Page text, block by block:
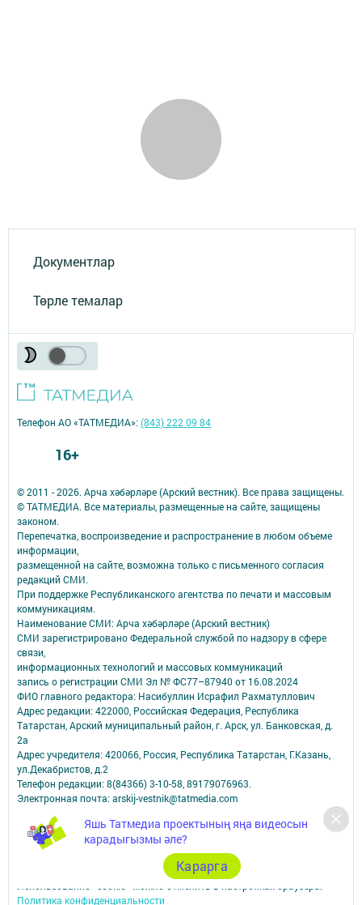
Документлар
Төрле темалар
Яшь Татмедиа проектының яңа видеосын
карадыгызмы әле?
Карарга
© 2011 - 2026. Арча хәбәрләре (Арский вестник). Все права защищены.
© ТАТМЕДИА. Все материалы, размещенные на сайте, защищены
законом.
Перепечатка, воспроизведение и распространение в любом объеме
информации,
размещенной на сайте, возможна только с письменного согласия
редакций СМИ.
При поддержке Республиканского агентства по печати и массовым
коммуникациям.
Наименование СМИ: Арча хәбәрләре (Арский вестник)
СМИ зарегистрировано Федеральной службой по надзору в сфере
связи,
информационных технологий и массовых коммуникаций
запись о регистрации СМИ Эл № ФС77–87940 от 16.08.2024
ФИО главного редактора: Насибуллин Исрафил Рахматуллович
Адрес редакции: 422000, Российская Федерация, Республика
Татарстан, Арский муниципальный район, г. Арск, ул. Банковская, д.
2а
Адрес учредителя: 420066, Россия, Республика Татарстан, Г.Казань,
ул.Декабристов, д.2
Телефон редакции: 8(84366) 3-10-58, 89179076963.
Электронная почта: arskij-vestnik@tatmedia.com
Учредитель СМИ: АО «ТАТМЕДИА»
Антикоррупционная политика
АО «ТАТМЕДИА» использует «cookie»для персонализации сервисов и
удобства пользователей сайтом.
Использование «cookie» можно отменить в настройках браузера.
Политика конфиденциальности
Телефон АО «ТАТМЕДИА»:(843) 222 09 84
16+